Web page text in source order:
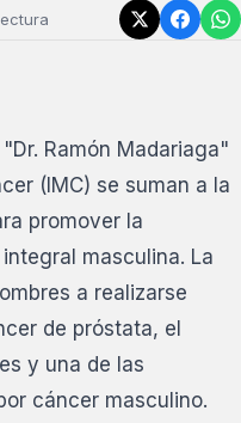
Ramón Madariaga"
(IMC) se suman a la
promover la
masculina. La
a realizarse
de próstata, el
y una de las
cáncer masculino.